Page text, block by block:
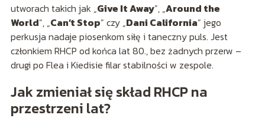
utworach takich jak „Give It Away”, „Around the
World”, „Can’t Stop” czy „Dani California” jego
perkusja nadaje piosenkom siłę i taneczny puls. Jest
członkiem RHCP od końca lat 80., bez żadnych przerw –
drugi po Flea i Kiedisie filar stabilności w zespole.
Jak zmieniał się skład RHCP na
przestrzeni lat?